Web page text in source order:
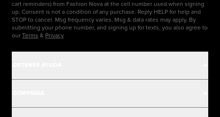
Seguimiento de Pedidos
cart reminders) from Fashion Nova at the cell number used when signing
up. Consent is not a condition of any purchase. Reply HELP for help and
STOP to cancel. Msg frequency varies. Msg & data rates may apply. By
submitting your phone number, and signing up for texts, you also agree to
our Terms & Privacy